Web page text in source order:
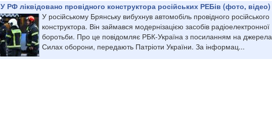
У РФ ліквідовано провідного конструктора російських РЕБів (фото, відео)
У російському Брянську вибухнув автомобіль провідного російського
конструктора. Він займався модернізацією засобів радіоелектронної
боротьби. Про це повідомляє РБК-Україна з посиланням на
Силах оборони, передають Патріоти України. За інформац...